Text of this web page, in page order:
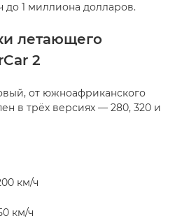
до 1 миллиона долларов.
летающего
2
от южноафриканского
в трёх версиях — 280, 320 и
км/ч
км/ч